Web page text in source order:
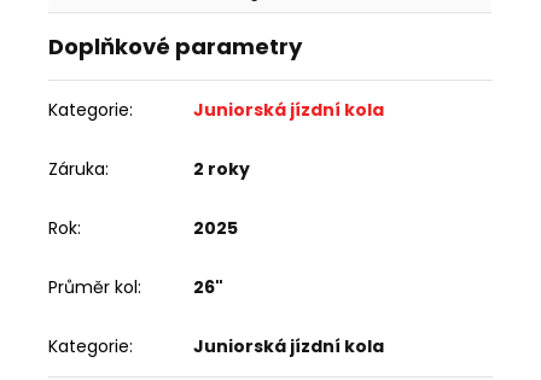
Doplňkové parametry
Kategorie: Juniorská jízdní kola
Záruka: 2 roky
Rok: 2025
Průměr kol: 26"
Kategorie: Juniorská jízdní kola